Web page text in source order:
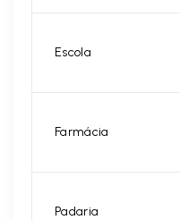
Escola
Farmácia
Padaria